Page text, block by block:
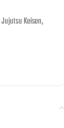
Jujutsu Keisen,